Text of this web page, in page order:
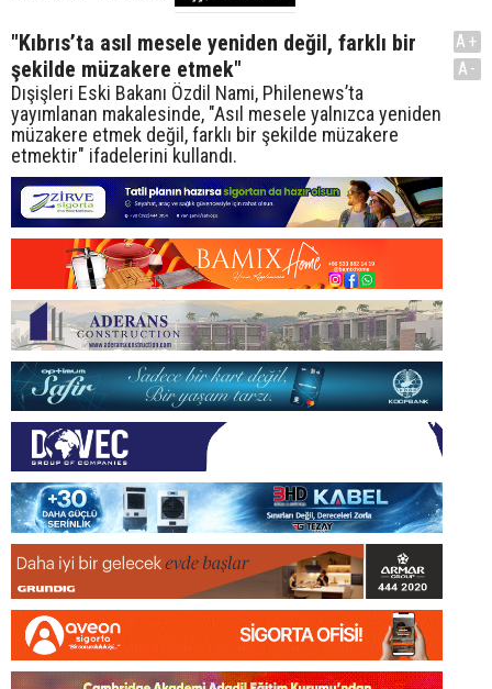
"Kıbrıs’ta asıl mesele yeniden değil, farklı bir
şekilde müzakere etmek"
Dışişleri Eski Bakanı Özdil Nami, Philenews’ta
yayımlanan makalesinde, "Asıl mesele yalnızca yeniden
müzakere etmek değil, farklı bir şekilde müzakere
etmektir" ifadelerini kullandı.
A+
A-